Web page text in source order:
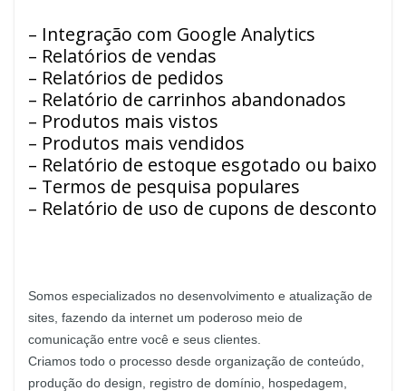
– Integração com Google Analytics
– Relatórios de vendas
– Relatórios de pedidos
– Relatório de carrinhos abandonados
– Produtos mais vistos
– Produtos mais vendidos
– Relatório de estoque esgotado ou baixo
– Termos de pesquisa populares
– Relatório de uso de cupons de desconto
Somos especializados no desenvolvimento e atualização de
sites, fazendo da internet um poderoso meio de
comunicação entre você e seus clientes.
Criamos todo o processo desde organização de conteúdo,
produção do design, registro de domínio, hospedagem,